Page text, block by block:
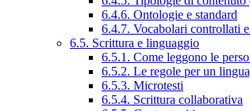
6.4.6. Ontologie e standard
6.4.7. Vocabolari controllati
6.5. Scrittura e linguaggio
6.5.1. Come leggono le
6.5.2. Le regole per un
6.5.3. Microtesti
6.5.4. Scrittura collaborativa